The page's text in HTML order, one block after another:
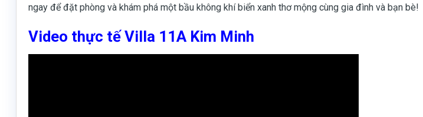
ngay để đặt phòng và khám phá một bầu không khí biển xanh thơ mộng cùng gia đình và bạn bè!
Video thực tế Villa 11A Kim Minh